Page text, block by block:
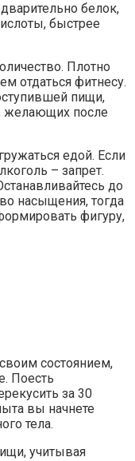
белок,
быстрее
Плотно
отдаться фитнесу.
пищи,
желающих после
едой. Если
– запрет.
до
насыщения, тогда
фигуру,
состоянием,
Поесть
за 30
вы начнете
тела.
учитывая